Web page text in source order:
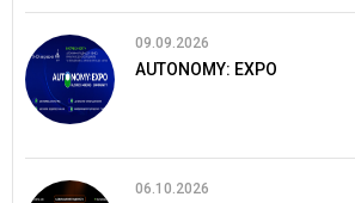
09.09.2026
AUTONOMY: EXPO
06.10.2026